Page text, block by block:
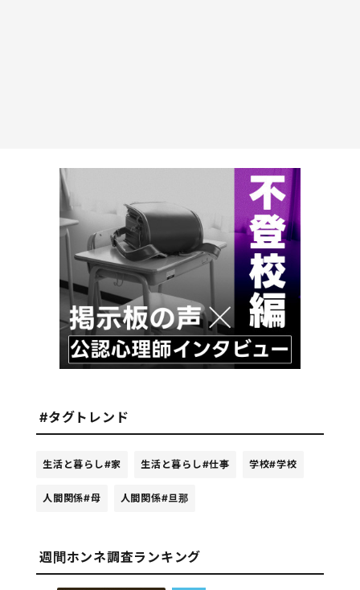
#タグトレンド
生活と暮らし#家 生活と暮らし#仕事 学校#学校
人間関係#母 人間関係#旦那
週間ホンネ調査ランキング